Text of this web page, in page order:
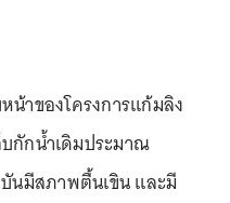
าของโครงการแก้มลิง
กักน้ำเดิมประมาณ
นมีสภาพตื้นเขิน และมี